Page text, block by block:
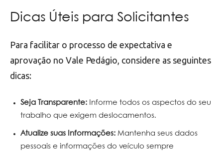
Dicas Úteis para Solicitantes
Para facilitar o processo de expectativa e
aprovação no Vale Pedágio, considere as seguintes
dicas:
Seja Transparente: Informe todos os aspectos do seu
trabalho que exigem deslocamentos.
Atualize suas Informações: Mantenha seus dados
pessoais e informações do veículo sempre